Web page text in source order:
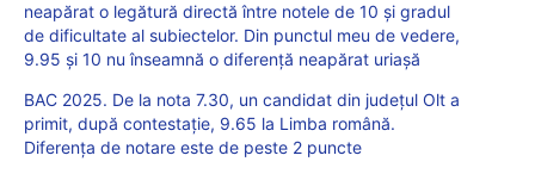
neapărat o legătură directă între notele de 10 și gradul
de dificultate al subiectelor. Din punctul meu de vedere,
9.95 și 10 nu înseamnă o diferență neapărat uriașă
BAC 2025. De la nota 7.30, un candidat din județul Olt a
primit, după contestație, 9.65 la Limba română.
Diferența de notare este de peste 2 puncte